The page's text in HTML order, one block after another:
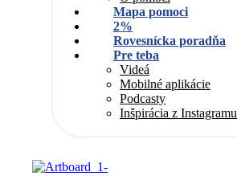
Mapa pomoci
2%
Rovesnícka poradňa
Pre teba
Videá
Mobilné aplikácie
Podcasty
Inšpirácia z Instagramu